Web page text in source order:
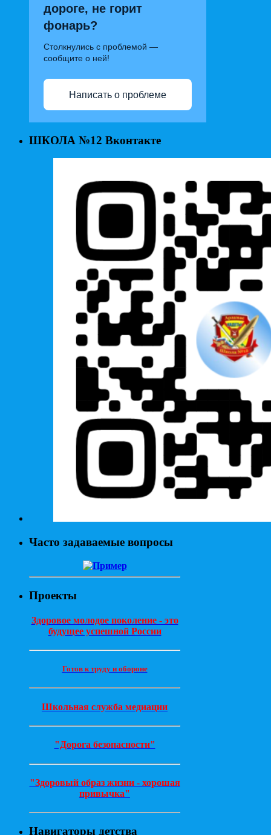
дороге, не горит
фонарь?
Столкнулись с проблемой —
сообщите о ней!
Написать о проблеме
ШКОЛА №12 Вконтакте
Часто задаваемые вопросы
Проекты
Здоровое молодое поколение - это
будущее успешной России
Готов к труду и обороне
Школьная служба медиации
"Дорога безопасности"
"Здоровый образ жизни - хорошая
привычка"
Навигаторы детства